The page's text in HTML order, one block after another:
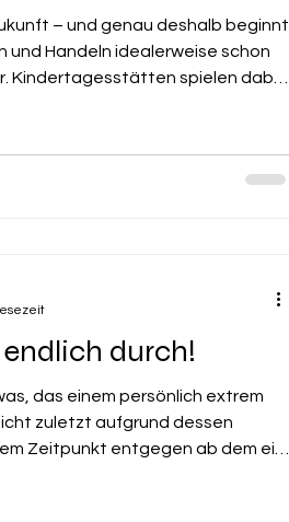
– und genau deshalb beginnt
und Handeln idealerweise schon
Kindertagesstätten spielen dabei
Gewohnheiten geprägt werden.
konkret zum Umweltschutz
durch!
das einem persönlich extrem
zuletzt aufgrund dessen
Zeitpunkt entgegen ab dem ein